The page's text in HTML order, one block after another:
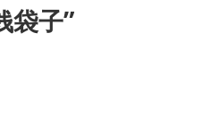
袋子”